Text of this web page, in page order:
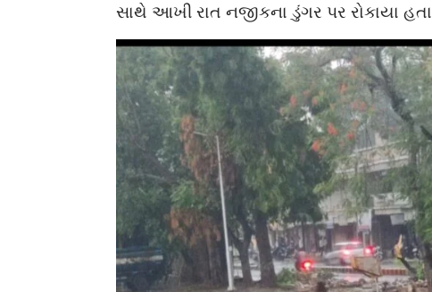
સાથે આખી રાત નજીકના ડુંગર પર રોકાયા હતા